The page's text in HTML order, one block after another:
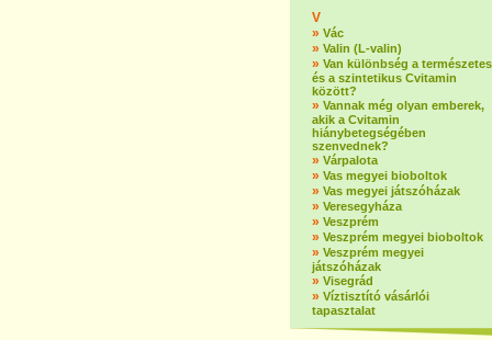
V
» Vác
» Valin (L-valin)
» Van különbség a természetes
és a szintetikus Cvitamin
között?
» Vannak még olyan emberek,
akik a Cvitamin
hiánybetegségében
szenvednek?
» Várpalota
» Vas megyei bioboltok
» Vas megyei játszóházak
» Veresegyháza
» Veszprém
» Veszprém megyei bioboltok
» Veszprém megyei
játszóházak
» Visegrád
» Víztisztító vásárlói
tapasztalat